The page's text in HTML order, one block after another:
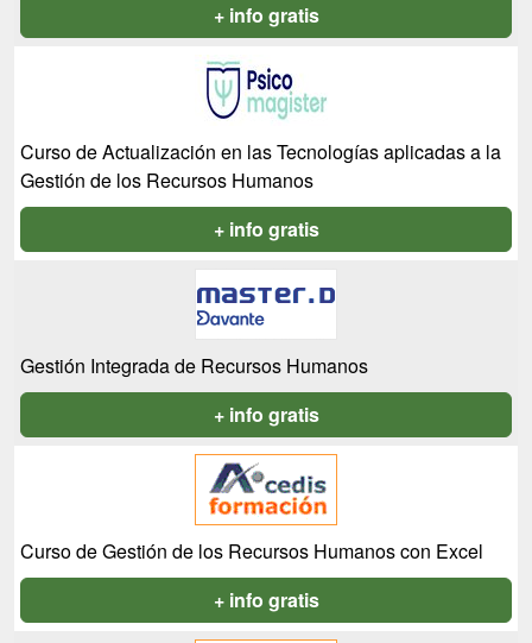
+ info gratis
Curso de Actualización en las Tecnologías aplicadas a la
Gestión de los Recursos Humanos
+ info gratis
Gestión Integrada de Recursos Humanos
+ info gratis
Curso de Gestión de los Recursos Humanos con Excel
+ info gratis